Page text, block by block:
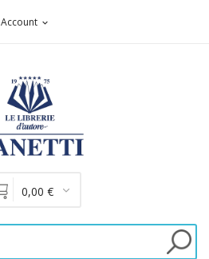
Account expand_more
0,00 €